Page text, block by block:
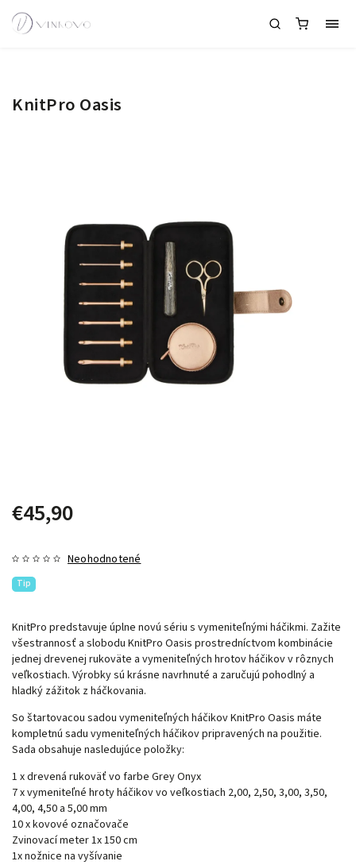
KnitPro Oasis
€45,90
Tip
Neohodnotené
KnitPro predstavuje úplne novú sériu s vymeniteľnými háčikmi. Zažite
všestrannosť a slobodu KnitPro Oasis prostredníctvom kombinácie
jednej drevenej rukoväte a vymeniteľných hrotov háčikov v rôznych
veľkostiach. Výrobky sú krásne navrhnuté a zaručujú pohodlný a
hladký zážitok z háčkovania.
So štartovacou sadou vymeniteľných háčikov KnitPro Oasis máte
kompletnú sadu vymeniteľných háčikov pripravených na použitie.
Sada obsahuje nasledujúce položky:
1 x drevená rukoväť vo farbe Grey Onyx
7 x vymeniteľné hroty háčikov vo veľkostiach 2,00, 2,50, 3,00, 3,50,
4,00, 4,50 a 5,00 mm
10 x kovové označovače
Zvinovací meter 1x 150 cm
1x nožnice na vyšívanie